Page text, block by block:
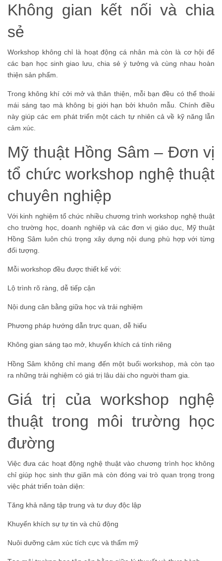
Không gian kết nối và chia
sẻ
Workshop không chỉ là hoạt động cá nhân mà còn là cơ hội để
các bạn học sinh giao lưu, chia sẻ ý tưởng và cùng nhau hoàn
thiện sản phẩm.
Trong không khí cởi mở và thân thiện, mỗi bạn đều có thể thoải
mái sáng tạo mà không bị giới hạn bởi khuôn mẫu. Chính điều
này giúp các em phát triển một cách tự nhiên cả về kỹ năng lẫn
cảm xúc.
Mỹ thuật Hồng Sâm – Đơn vị
tổ chức workshop nghệ thuật
chuyên nghiệp
Với kinh nghiệm tổ chức nhiều chương trình workshop nghệ thuật
cho trường học, doanh nghiệp và các đơn vị giáo dục, Mỹ thuật
Hồng Sâm luôn chú trọng xây dựng nội dung phù hợp với từng
đối tượng.
Mỗi workshop đều được thiết kế với:
Lộ trình rõ ràng, dễ tiếp cận
Nội dung cân bằng giữa học và trải nghiệm
Phương pháp hướng dẫn trực quan, dễ hiểu
Không gian sáng tạo mở, khuyến khích cá tính riêng
Hồng Sâm không chỉ mang đến một buổi workshop, mà còn tạo
ra những trải nghiệm có giá trị lâu dài cho người tham gia.
Giá trị của workshop nghệ
thuật trong môi trường học
đường
Việc đưa các hoạt động nghệ thuật vào chương trình học không
chỉ giúp học sinh thư giãn mà còn đóng vai trò quan trọng trong
việc phát triển toàn diện:
Tăng khả năng tập trung và tư duy độc lập
Khuyến khích sự tự tin và chủ động
Nuôi dưỡng cảm xúc tích cực và thẩm mỹ